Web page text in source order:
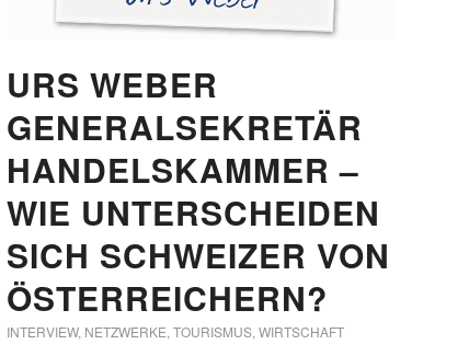
URS WEBER
GENERALSEKRETÄR
HANDELSKAMMER –
WIE UNTERSCHEIDEN
SICH SCHWEIZER VON
ÖSTERREICHERN?
INTERVIEW, NETZWERKE,TOURISMUS,WIRTSCHAFT